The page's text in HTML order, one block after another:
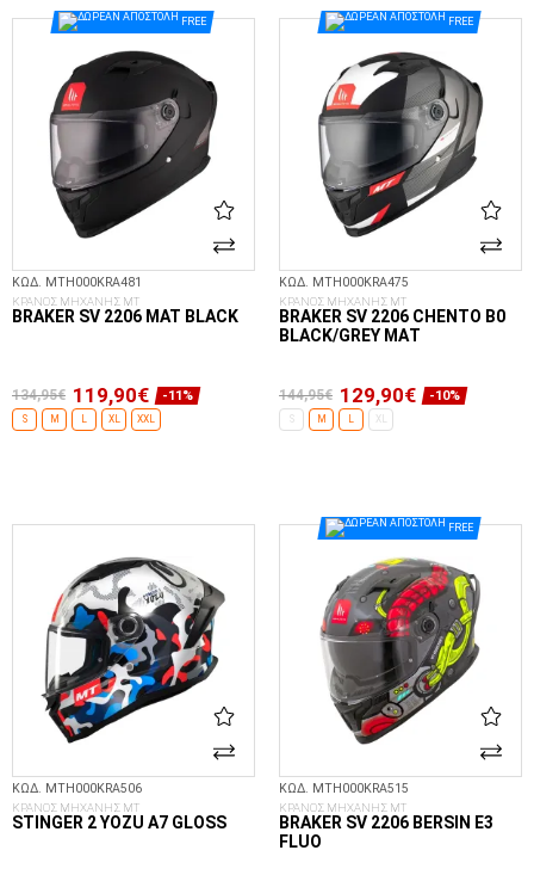
FREE
ΚΩΔ. MTH000KRA481
ΚΡΑΝΟΣ ΜΗΧΑΝΗΣ MT
BRAKER SV 2206 MAT BLACK
134,95€ 119,90€ -11%
S M L XL XXL
FREE
ΚΩΔ. MTH000KRA475
ΚΡΑΝΟΣ ΜΗΧΑΝΗΣ MT
BRAKER SV 2206 CHENTO B0
BLACK/GREY ΜΑΤ
144,95€ 129,90€ -10%
S M L XL
ΚΩΔ. MTH000KRA506
ΚΡΑΝΟΣ ΜΗΧΑΝΗΣ MT
STINGER 2 YOZU A7 GLOSS
FREE
ΚΩΔ. MTH000KRA515
ΚΡΑΝΟΣ ΜΗΧΑΝΗΣ MT
BRAKER SV 2206 BERSIN E3
FLUO